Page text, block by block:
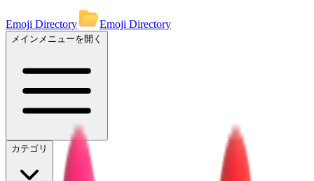
Emoji Directory Emoji Directory
メインメニューを開く
カテゴリ